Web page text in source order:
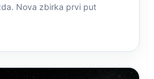
Nova zbirka prvi put